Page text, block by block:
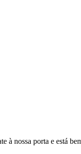
à nossa porta e está